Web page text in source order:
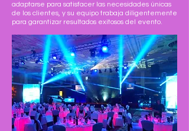
adaptarse para satisfacer las necesidades únicas
de los clientes, y su equipo trabaja diligentemente
para garantizar resultados exitosos del evento.